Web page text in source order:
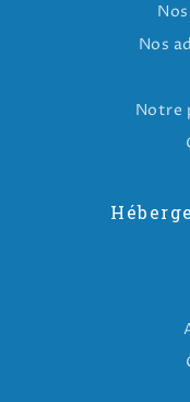
Nos
Notre